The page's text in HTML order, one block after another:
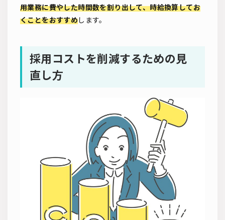
用業務に費やした時間数を割り出して、時給換算してお
くことをおすすめします。
採用コストを削減するための見
直し方